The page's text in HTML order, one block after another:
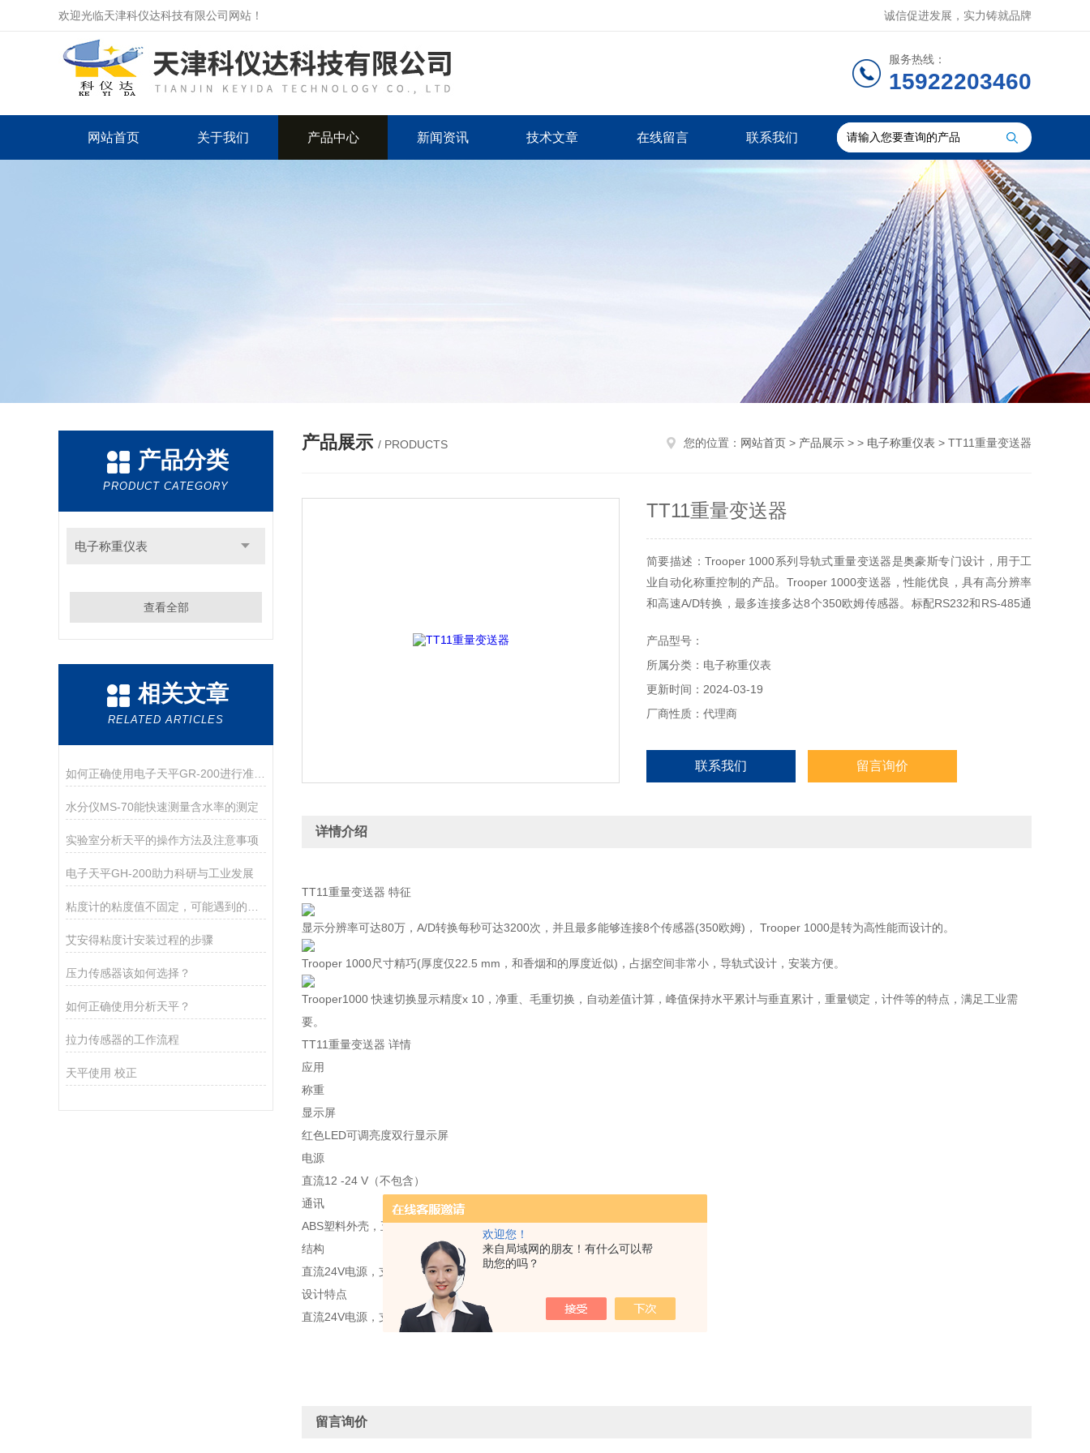
欢迎您！
来自局域网的朋友！有什么可以帮
助您的吗？
欢迎光临天津科仪达科技有限公司网站！ 诚信促进发展，实力铸就品牌
服务热线：
15922203460
网站首页 关于我们 产品中心 新闻资讯 技术文章 在线留言 联系我们
产品分类
PRODUCT CATEGORY
电子称重仪表
查看全部
相关文章
RELATED ARTICLES
如何正确使用电子天平GR-200进行准确测量？
水分仪MS-70能快速测量含水率的测定
实验室分析天平的操作方法及注意事项
电子天平GH-200助力科研与工业发展
艾安得粘度计安装过程的步骤
压力传感器该如何选择？
如何正确使用分析天平？
拉力传感器的工作流程
天平使用 校正
产品展示 / PRODUCTS 您的位置： 网站首页 > 产品展示 > > 电子称重仪表 > TT11重量变送器
TT11重量变送器
简要描述：Trooper 1000系列导轨式重量变送器是奥豪斯专门设计，用于工
业自动化称重控制的产品。Trooper 1000变送器，性能优良，具有高分辨率
和高速A/D转换，最多连接多达8个350欧姆传感器。标配RS232和RS-485通
何自动化系统通讯。
产品型号：
所属分类：电子称重仪表
更新时间：2024-03-19
厂商性质：代理商
联系我们 留言询价
详情介绍
TT11重量变送器 特征
显示分辨率可达80万，A/D转换每秒可达3200次，并且最多能够连接8个传感器(350欧姆)， Trooper 1000是转为高性能而设计的。
Trooper 1000尺寸精巧(厚度仅22.5 mm，和香烟和的厚度近似)，占据空间非常小，导轨式设计，安装方便。
Trooper1000 快速切换显示精度x 10，净重、毛重切换，自动差值计算，峰值保持水平累计与垂直累计，重量锁定，计件等的特点，满足工业需
要。
TT11重量变送器 详情
应用
称重
显示屏
红色LED可调亮度双行显示屏
电源
直流12 -24 V（不包含）
通讯
ABS塑料外壳，五个机械按键
结构
直流24V电源，支持多达8个350欧姆的传感器，两个输入和两个输出标准。
设计特点
直流24V电源，支持多达8个350欧姆的传感器，两个输入和两个输出标准。
留言询价